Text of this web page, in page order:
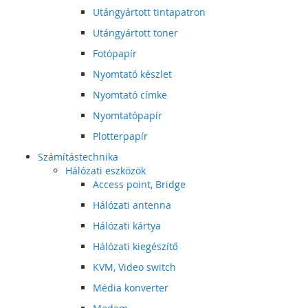
Utángyártott tintapatron
Utángyártott toner
Fotópapír
Nyomtató készlet
Nyomtató címke
Nyomtatópapír
Plotterpapír
Számítástechnika
Hálózati eszközök
Access point, Bridge
Hálózati antenna
Hálózati kártya
Hálózati kiegészítő
KVM, Video switch
Média konverter